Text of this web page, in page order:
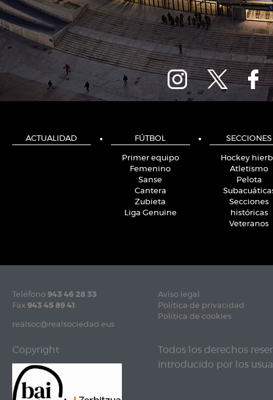
ACTUALIDAD FÚTBOL
Primer equipo
Femenino
Sanse
Cantera
Zubieta
Liga Genuine
SECCIONES
Hockey
Atletismo
Pelota
Secciones
históricas
Veteranos
Teléfono 943 46 28 33
Fax 943 45 89 41
realsoc@realsociedad.eus
Aviso legal
Política de privacidad
Política de cookies
Copyright
Todos los derechos
introducido por los